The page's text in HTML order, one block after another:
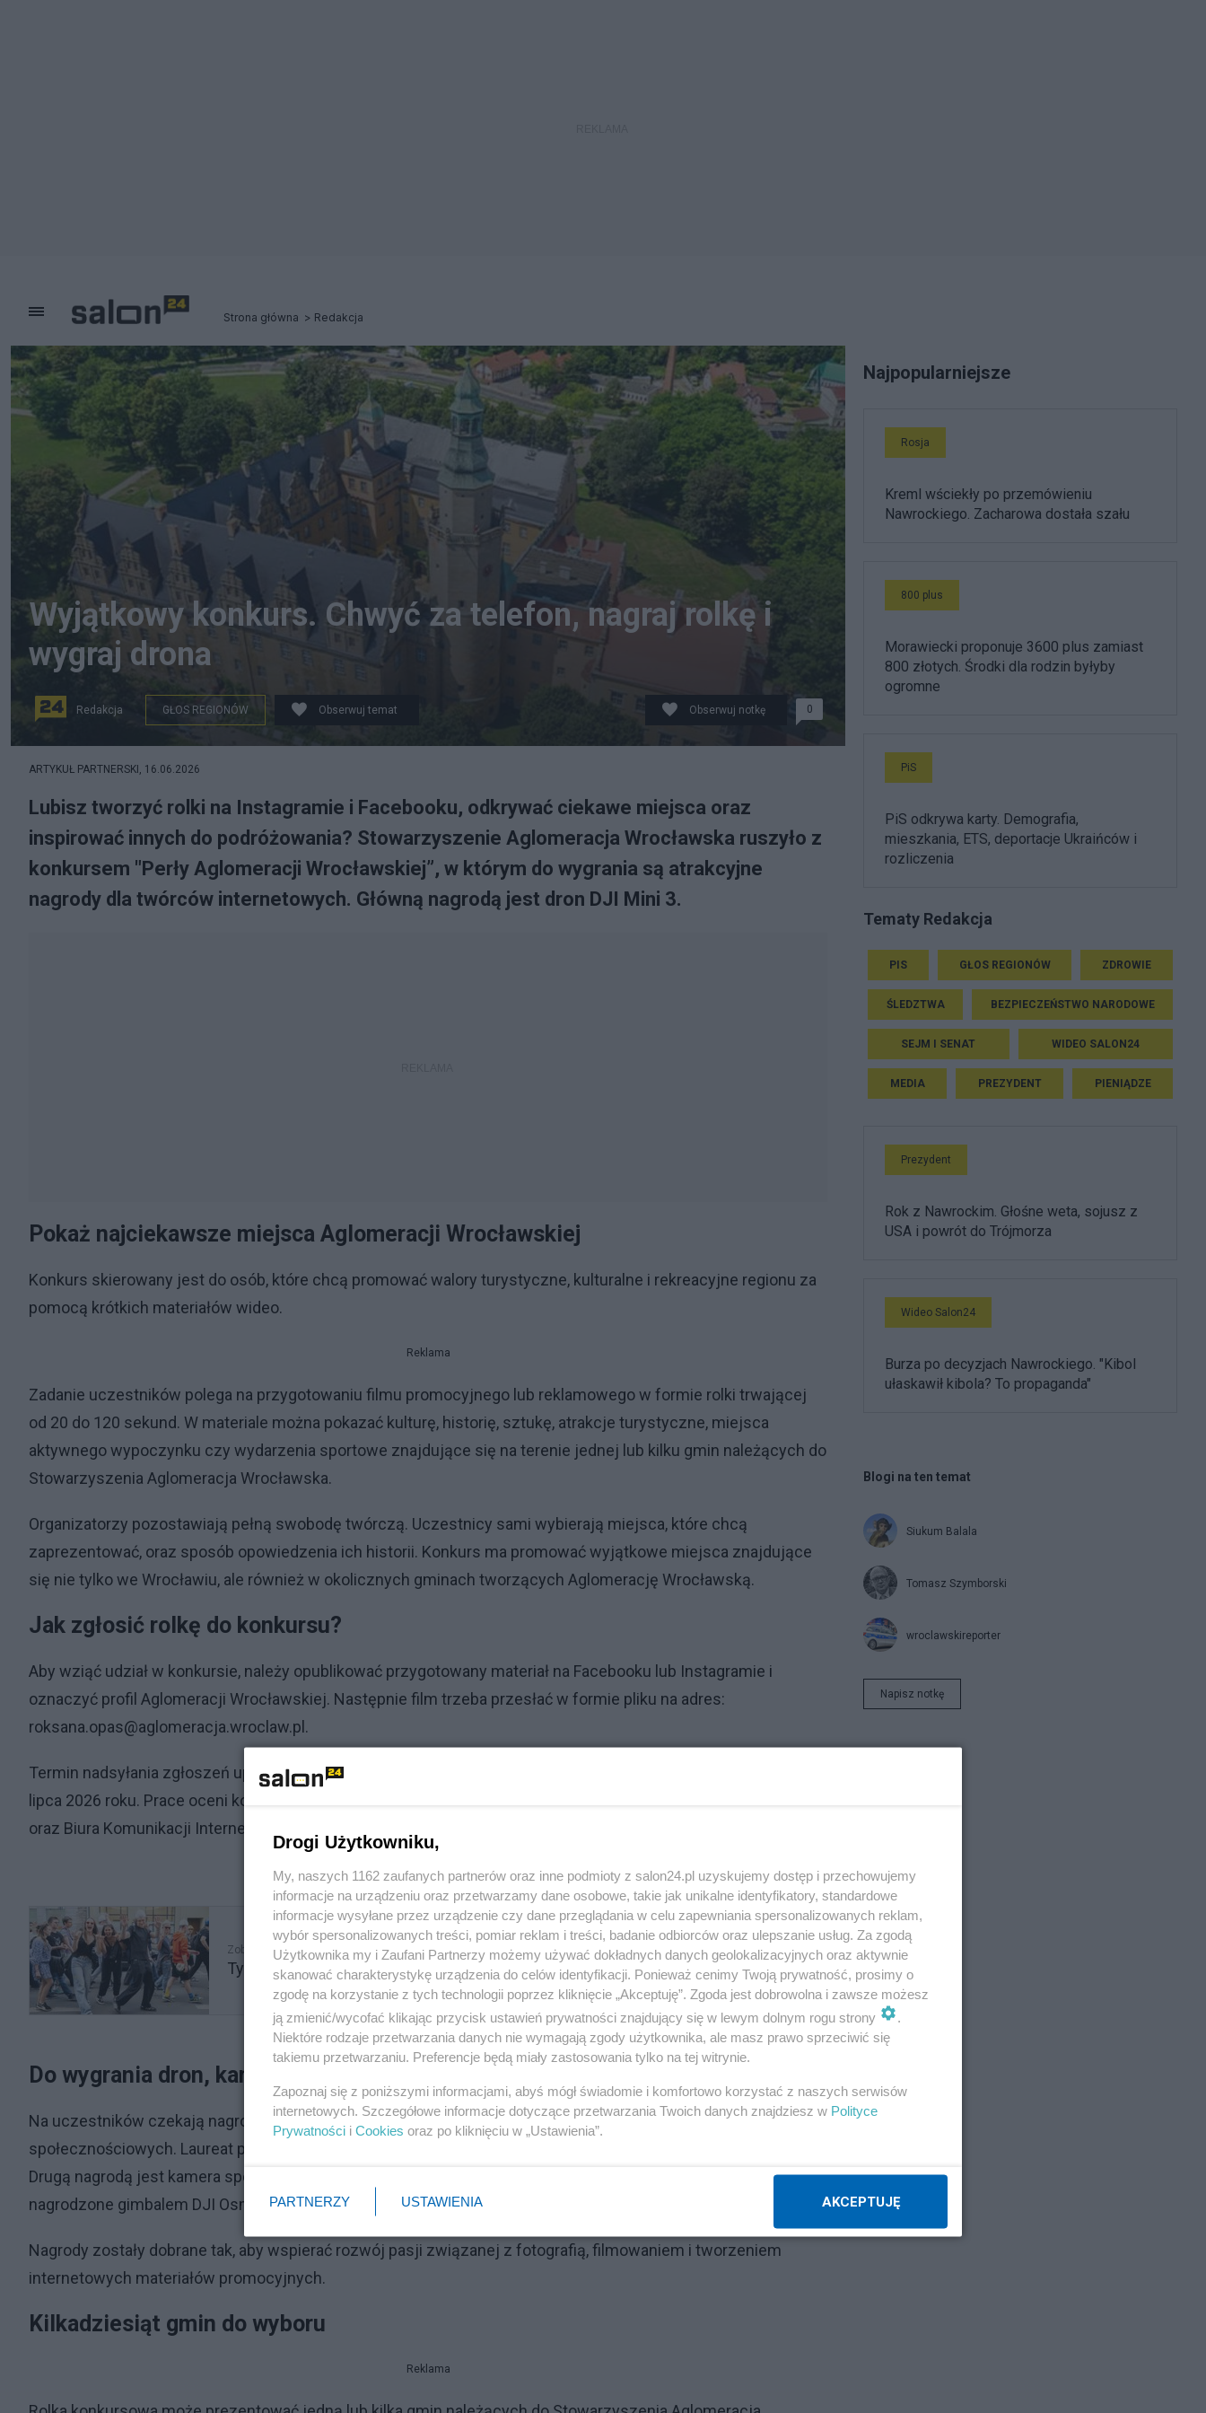
Strona główna Redakcja
Wyjątkowy konkurs. Chwyć za telefon, nagraj rolkę i
wygraj drona
Redakcja GŁOS REGIONÓW Obserwuj temat Obserwuj notkę 0
ARTYKUŁ PARTNERSKI, 16.06.2026
Lubisz tworzyć rolki na Instagramie i Facebooku, odkrywać ciekawe miejsca oraz
inspirować innych do podróżowania? Stowarzyszenie Aglomeracja Wrocławska ruszyło z
konkursem "Perły Aglomeracji Wrocławskiej”, w którym do wygrania są atrakcyjne
nagrody dla twórców internetowych. Główną nagrodą jest dron DJI Mini 3.
Pokaż najciekawsze miejsca Aglomeracji Wrocławskiej
Konkurs skierowany jest do osób, które chcą promować walory turystyczne, kulturalne i rekreacyjne regionu za
pomocą krótkich materiałów wideo.
Reklama
Zadanie uczestników polega na przygotowaniu filmu promocyjnego lub reklamowego w formie rolki trwającej
od 20 do 120 sekund. W materiale można pokazać kulturę, historię, sztukę, atrakcje turystyczne, miejsca
aktywnego wypoczynku czy wydarzenia sportowe znajdujące się na terenie jednej lub kilku gmin należących do
Stowarzyszenia Aglomeracja Wrocławska.
Organizatorzy pozostawiają pełną swobodę twórczą. Uczestnicy sami wybierają miejsca, które chcą
zaprezentować, oraz sposób opowiedzenia ich historii. Konkurs ma promować wyjątkowe miejsca znajdujące
się nie tylko we Wrocławiu, ale również w okolicznych gminach tworzących Aglomerację Wrocławską.
Jak zgłosić rolkę do konkursu?
Aby wziąć udział w konkursie, należy opublikować przygotowany materiał na Facebooku lub Instagramie i
oznaczyć profil Aglomeracji Wrocławskiej. Następnie film trzeba przesłać w formie pliku na adres:
roksana.opas@aglomeracja.wroclaw.pl.
Termin nadsyłania zgłoszeń upływa 30 czerwca 2026 roku o godzinie 23:59. Zwycięzcy zostaną ogłoszeni 15
lipca 2026 roku. Prace oceni komisja składająca się z przedstawicieli Stowarzyszenia Aglomeracja Wrocławska
oraz Biura Komunikacji Internetowej Urzędu Miejskiego Wrocławia.
Reklama
Zobacz także
Tyle zarabiają studenci w Polsce. Ich oczekiwania są znacznie wyższe
Do wygrania dron, kamera i gimbal
Na uczestników czekają nagrody szczególnie atrakcyjne dla osób tworzących treści do mediów
społecznościowych. Laureat pierwszego miejsca otrzyma drona DJI Mini 3 (DJI RC) o wartości ponad 1700 zł.
Drugą nagrodą jest kamera sportowa DJI Osmo Action 4 Adventure Combo, a trzecie miejsce zostanie
nagrodzone gimbalem DJI Osmo Mobile 8P Standard Combo.
Nagrody zostały dobrane tak, aby wspierać rozwój pasji związanej z fotografią, filmowaniem i tworzeniem
internetowych materiałów promocyjnych.
Kilkadziesiąt gmin do wyboru
Reklama
Najpopularniejsze
Rosja
Kreml wściekły po przemówieniu
Nawrockiego. Zacharowa dostała szału
800 plus
Morawiecki proponuje 3600 plus zamiast
800 złotych. Środki dla rodzin byłyby
ogromne
PiS
PiS odkrywa karty. Demografia,
mieszkania, ETS, deportacje Ukraińców i
rozliczenia
Tematy Redakcja
PIS GŁOS REGIONÓW ZDROWIE
ŚLEDZTWA BEZPIECZEŃSTWO NARODOWE
SEJM I SENAT WIDEO SALON24
MEDIA PREZYDENT PIENIĄDZE
Prezydent
Rok z Nawrockim. Głośne weta, sojusz z
USA i powrót do Trójmorza
Wideo Salon24
Burza po decyzjach Nawrockiego. "Kibol
ułaskawił kibola? To propaganda"
Blogi na ten temat
Siukum Balala
Tomasz Szymborski
wroclawskireporter
Napisz notkę
Drogi Użytkowniku,
My, naszych 1162 zaufanych partnerów oraz inne podmioty z salon24.pl uzyskujemy dostęp i przechowujemy
informacje na urządzeniu oraz przetwarzamy dane osobowe, takie jak unikalne identyfikatory, standardowe
informacje wysyłane przez urządzenie czy dane przeglądania w celu zapewniania spersonalizowanych reklam,
wybór spersonalizowanych treści, pomiar reklam i treści, badanie odbiorców oraz ulepszanie usług. Za zgodą
Użytkownika my i Zaufani Partnerzy możemy używać dokładnych danych geolokalizacyjnych oraz aktywnie
skanować charakterystykę urządzenia do celów identyfikacji. Ponieważ cenimy Twoją prywatność, prosimy o
zgodę na korzystanie z tych technologii poprzez kliknięcie „Akceptuję”. Zgoda jest dobrowolna i zawsze możesz
ją zmienić/wycofać klikając przycisk ustawień prywatności znajdujący się w lewym dolnym rogu strony
Niektóre rodzaje przetwarzania danych nie wymagają zgody użytkownika, ale masz prawo sprzeciwić się
takiemu przetwarzaniu. Preferencje będą miały zastosowania tylko na tej witrynie.
Zapoznaj się z poniższymi informacjami, abyś mógł świadomie i komfortowo korzystać z naszych serwisów
internetowych. Szczegółowe informacje dotyczące przetwarzania Twoich danych znajdziesz w Polityce
Prywatności i Cookies oraz po kliknięciu w „Ustawienia”.
PARTNERZY USTAWIENIA AKCEPTUJĘ